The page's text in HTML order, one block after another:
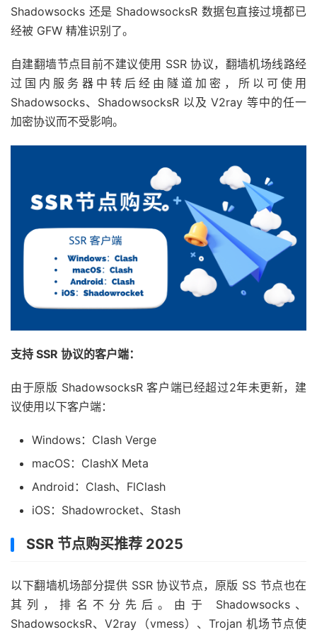
Shadowsocks 还是 ShadowsocksR 数据包直接过境都已
经被 GFW 精准识别了。
自建翻墙节点目前不建议使用 SSR 协议，翻墙机场线路经
过国内服务器中转后经由隧道加密，所以可使用
Shadowsocks、ShadowsocksR 以及 V2ray 等中的任一
加密协议而不受影响。
支持 SSR 协议的客户端：
由于原版 ShadowsocksR 客户端已经超过2年未更新，建
议使用以下客户端：
Windows：Clash Verge
macOS：ClashX Meta
Android：Clash、FlClash
iOS：Shadowrocket、Stash
SSR 节点购买推荐 2025
以下翻墙机场部分提供 SSR 协议节点，原版 SS 节点也在
其列，排名不分先后。由于 Shadowsocks、
ShadowsocksR、V2ray（vmess）、Trojan 机场节点使